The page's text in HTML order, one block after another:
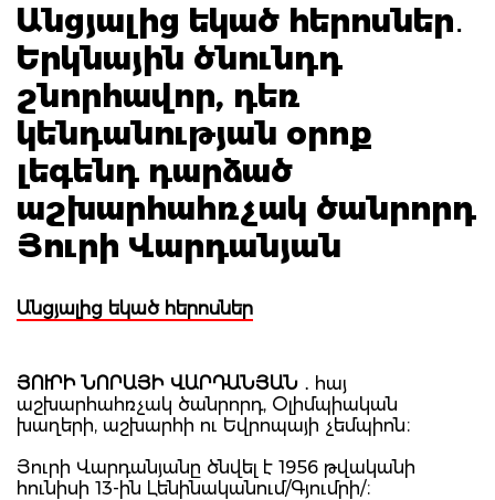
Անցյալից եկած հերոսներ․
Երկնային ծնունդդ
շնորհավոր, դեռ
կենդանության օրոք
լեգենդ դարձած
աշխարհահռչակ ծանրորդ
Յուրի Վարդանյան
Անցյալից եկած հերոսներ
ՅՈՒՐԻ ՆՈՐԱՅԻ ՎԱՐԴԱՆՅԱՆ ․ հայ
աշխարհահռչակ ծանրորդ, Օլիմպիական
խաղերի, աշխարհի ու Եվրոպայի չեմպիոն։
Յուրի Վարդանյանը ծնվել է 1956 թվականի
հունիսի 13-ին Լենինականում/Գյումրի/։